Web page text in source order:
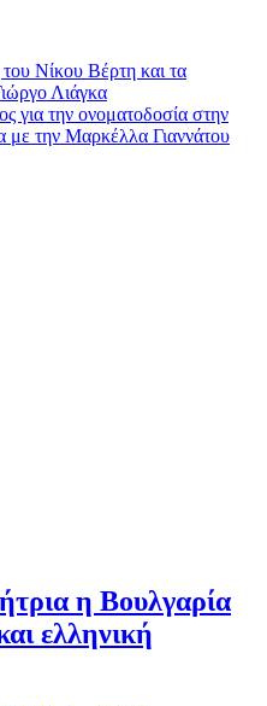
Νίκου Βέρτη και τα
Λιάγκα
για την ονοματοδοσία στην
με την Μαρκέλλα Γιαννάτου
η Βουλγαρία
ελληνική